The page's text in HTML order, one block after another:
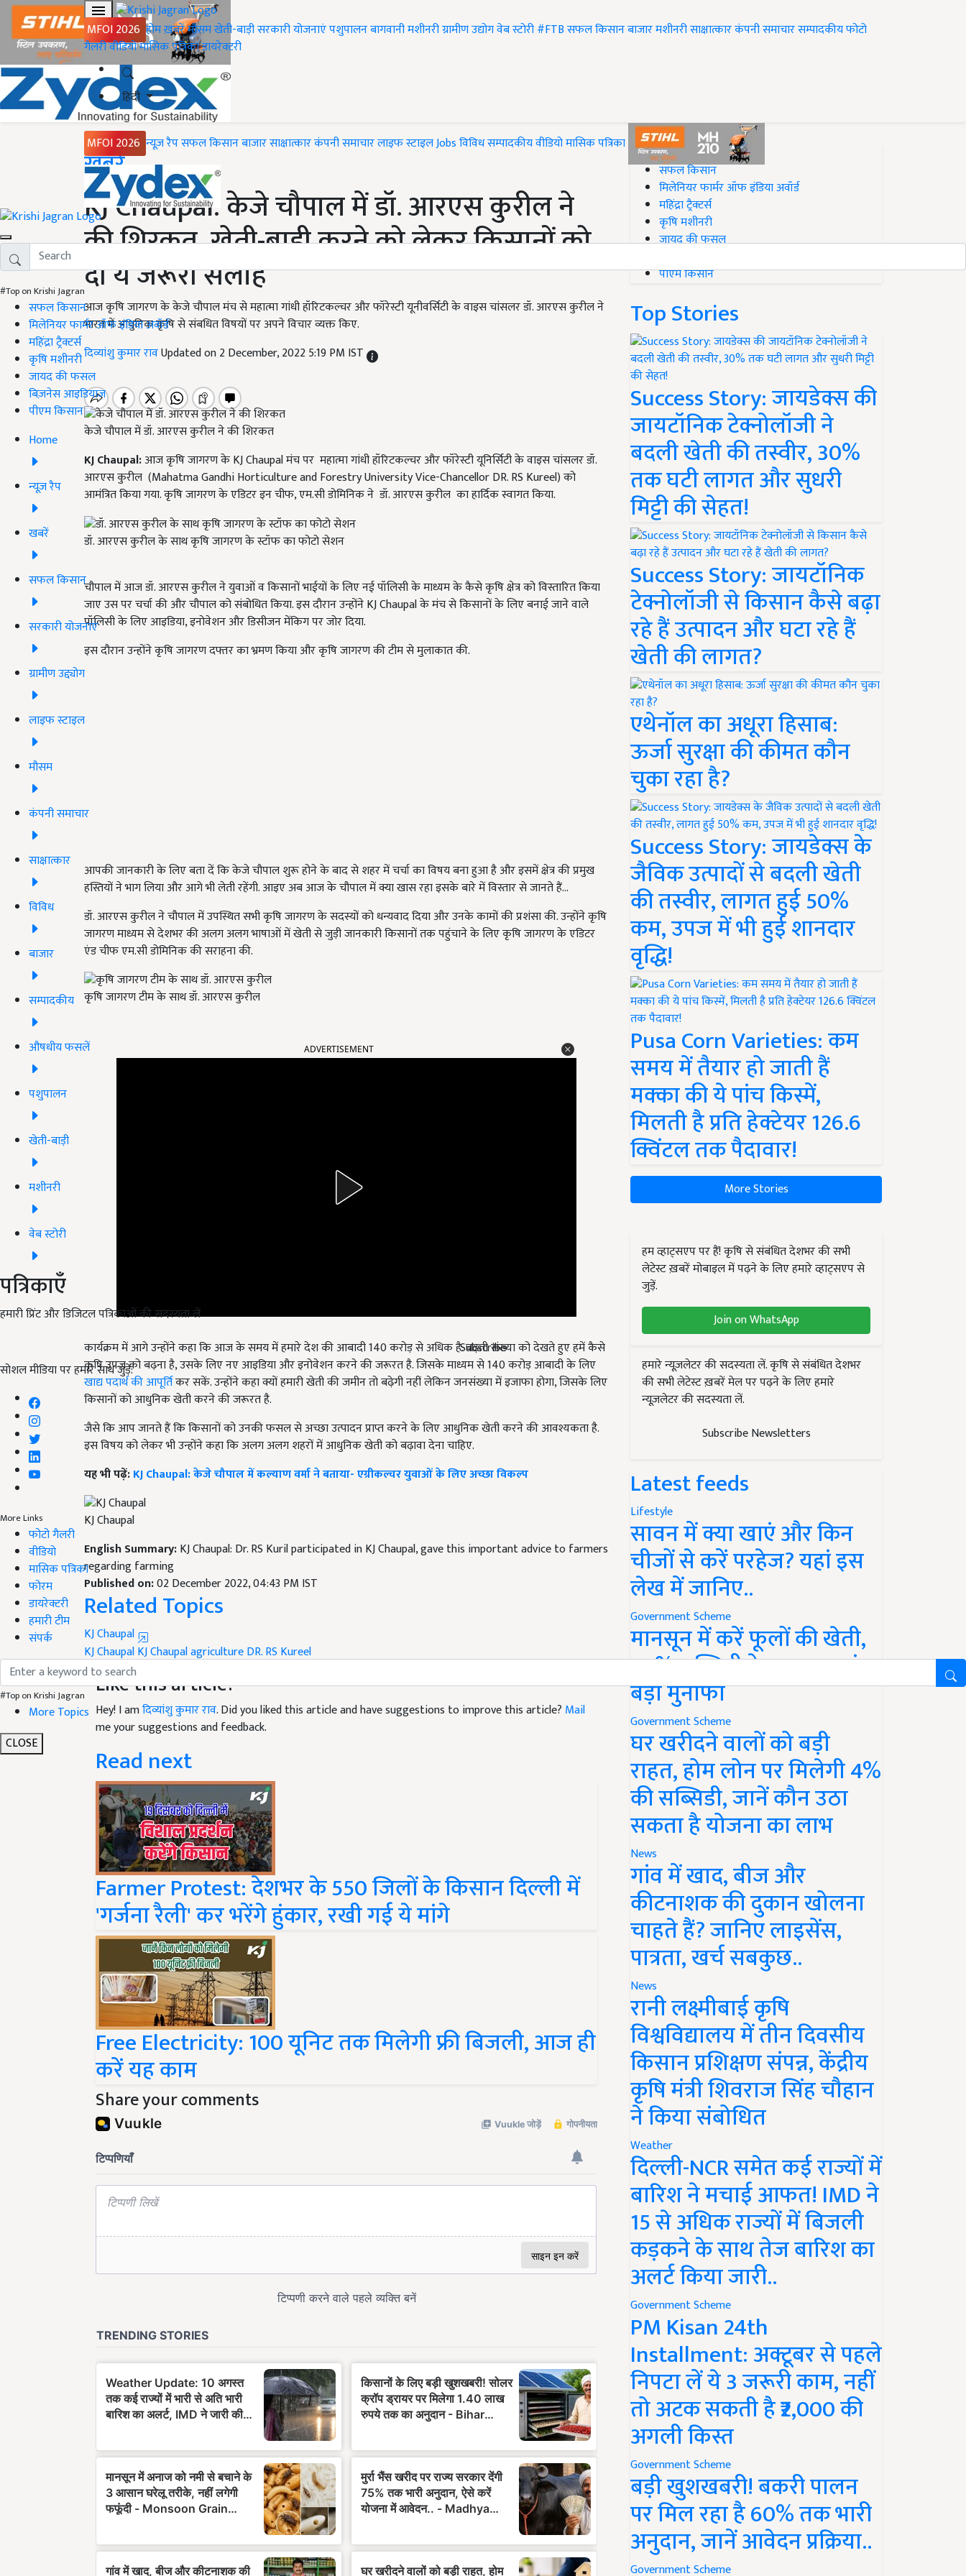
MFOI 2026 होमख़बरेंमौसमखेती-बाड़ीसरकारी योजनाएंपशुपालनबागवानीमशीनरीग्रामीण उद्योगवेब स्टोरी#FTBसफल किसानबाजारमशीनरीसाक्षात्कारकंपनी समाचारसम्पादकीयफोटो
गैलरीवीडियोमासिक पत्रिकाडायरेक्टरी
हिंदी
MFOI 2026 न्यूज़ रैपसफल किसानबाजारसाक्षात्कारकंपनी समाचारलाइफ स्टाइलJobsविविधसम्पादकीयवीडियोमासिक पत्रिका
#Top on Krishi Jagran
सफल किसान
मिलेनियर फार्मर ऑफ इंडिया अवॉर्ड
महिंद्रा ट्रैक्टर्स
कृषि मशीनरी
जायद की फसल
बिज़नेस आइडियाज
पीएम किसान
Home
न्यूज़ रैप
खबरें
सफल किसान
सरकारी योजनाएं
ग्रामीण उद्द्योग
लाइफ स्टाइल
मौसम
कंपनी समाचार
साक्षात्कार
विविध
बाजार
सम्पादकीय
औषधीय फसलें
पशुपालन
खेती-बाड़ी
मशीनरी
वेब स्टोरी
पत्रिकाएँ
हमारी प्रिंट और डिजिटल पत्रिकाओं की सदस्यता लें
Subscribe
सोशल मीडिया पर हमारे साथ जुड़ें:
More Links
फोटो गैलरी
वीडियो
मासिक पत्रिका
फोरम
डायरेक्टरी
हमारी टीम
संपर्क
#Top on Krishi Jagran
More Topics
CLOSE
Home
ख़बरें
KJ Chaupal: केजे चौपाल में डॉ. आरएस कुरील ने
की शिरकत, खेती-बाड़ी करने को लेकर किसानों को
दी ये जरूरी सलाह
आज कृषि जागरण के केजे चौपाल मंच से महात्मा गांधी हॉरिटकल्चर और फॉरेस्टी यूनीवर्सिटी के वाइस चांसलर डॉ. आरएस कुरील ने
भारत में आधुनिक कृषि से संबधित विषयों पर अपने विचार व्यक्त किए.
दिव्यांशु कुमार रावUpdated on 2 December, 2022 5:19 PM IST
केजे चौपाल में डॉ. आरएस कुरील ने की शिरकत
KJ Chaupal:आज कृषि जागरण के KJ Chaupal मंच पर महात्मा गांधी हॉरिटकल्चर और फॉरेस्टी यूनिर्सिटी के वाइस चांसलर डॉ.
आरएस कुरील (Mahatma Gandhi Horticulture and Forestry University Vice-Chancellor DR. RS Kureel) को
आमंत्रित किया गया. कृषि जागरण के एडिटर इन चीफ,एम.सी डोमिनिक ने डॉ. आरएस कुरील का हार्दिक स्वागत किया.
डॉ. आरएस कुरील के साथ कृषि जागरण के स्टॉफ का फोटो सेशन
चौपाल में आज डॉ. आरएस कुरील ने युवाओं व किसानों भाईयों के लिए नई पॉलिसी के माध्यम के कैसे कृषि क्षेत्र को विस्तारित किया
जाए उस पर चर्चा की और चौपाल को संबोधित किया. इस दौरान उन्होंने KJ Chaupalके मंच से किसानों के लिए बनाई जाने वाले
पॉलिसी के लिए आइडिया,इनोवेशन और डिसीजन मेंकिग पर जोर दिया.
इस दौरान उन्होंने कृषि जागरण दफ्तर का भ्रमण किया और कृषि जागरण की टीम से मुलाकात की.
आपकी जानकारी के लिए बता दें कि केजे चौपाल शुरू होने के बाद से शहर में चर्चा का विषय बना हुआ है और इसमें क्षेत्र की प्रमुख
हस्तियों ने भाग लिया और आगे भी लेती रहेंगी. आइए अब आज के चौपाल में क्या खास रहा इसके बारे में विस्तार से जानते हैं...
डॉ. आरएस कुरील ने चौपाल में उपस्थित सभी कृषि जागरण के सदस्यों को धन्यवाद दिया और उनके कामों की प्रशंसा की. उन्होंने कृषि
जागरण माध्यम से देशभर की अलग अलग भाषाओं में खेती से जुड़ी जानकारी किसानों तक पहुंचाने के लिए कृषि जागरण के एडिटर
एंड चीफ एम.सी डोमिनिक की सराहना की.
कृषि जागरण टीम के साथ डॉ. आरएस कुरील
ADVERTISEMENT
कार्यक्रम में आगे उन्होंने कहा कि आज के समय में हमारे देश की आबादी 140 करोड़ से अधिक है. बढ़ती संख्या को देखते हुए हमें कैसे
कृषि उपज को बढ़ना है,उसके लिए नए आइडिया और इनोवेशन करने की जरूरत है. जिसके माध्यम से 140 करोड़ आबादी के लिए
खाद्य पदार्थ की आपूर्तिकर सकें. उन्होंने कहा क्यों हमारी खेती की जमीन तो बढ़ेगी नहीं लेकिन जनसंख्या में इजाफा होगा,जिसके लिए
किसानों को आधुनिक खेती करने की जरूरत है.
जैसे कि आप जानते हैं कि किसानों को उनकी फसल से अच्छा उत्पादन प्राप्त करने के लिए आधुनिक खेती करने की आवश्यकता है.
इस विषय को लेकर भी उन्होंने कहा कि अलग अलग शहरों में आधुनिक खेती को बढ़ावा देना चाहिए.
यह भी पढ़ें:KJ Chaupal: केजे चौपाल में कल्याण वर्मा ने बताया- एग्रीकल्चर युवाओं के लिए अच्छा विकल्प
KJ Chaupal
English Summary:KJ Chaupal: Dr. RS Kuril participated in KJ Chaupal, gave this important advice to farmers
regarding farming
Published on:02 December 2022, 04:43 PM IST
Related Topics
KJ Chaupal
KJ ChaupalKJ Chaupal agricultureDR. RS Kureel
Like this article?
Hey! I amदिव्यांशु कुमार राव. Did you liked this article and have suggestions to improve this article? Mail
me your suggestions and feedback.
Read next
Farmer Protest: देशभर के 550 जिलों के किसान दिल्ली में
'गर्जना रैली' कर भरेंगे हुंकार, रखी गई ये मांगे
Free Electricity: 100 यूनिट तक मिलेगी फ्री बिजली, आज ही
करें यह काम
Share your comments
#Top on Krishi Jagran
सफल किसान
मिलेनियर फार्मर ऑफ इंडिया अवॉर्ड
महिंद्रा ट्रैक्टर्स
कृषि मशीनरी
जायद की फसल
पीएम किसान
Top Stories
Success Story: जायडेक्स की
जायटॉनिक टेक्नोलॉजी ने
बदली खेती की तस्वीर, 30%
तक घटी लागत और सुधरी
मिट्टी की सेहत!
Success Story: जायटॉनिक
टेक्नोलॉजी से किसान कैसे बढ़ा
रहे हैं उत्पादन और घटा रहे हैं
खेती की लागत?
एथेनॉल का अधूरा हिसाब:
ऊर्जा सुरक्षा की कीमत कौन
चुका रहा है?
Success Story: जायडेक्स के
जैविक उत्पादों से बदली खेती
की तस्वीर, लागत हुई 50%
कम, उपज में भी हुई शानदार
वृद्धि!
Pusa Corn Varieties: कम
समय में तैयार हो जाती हैं
मक्का की ये पांच किस्में,
मिलती है प्रति हेक्टेयर 126.6
क्विंटल तक पैदावार!
More Stories
हम व्हाट्सएप पर हैं! कृषि से संबंधित देशभर की सभी
लेटेस्ट ख़बरें मोबाइल में पढ़ने के लिए हमारे व्हाट्सएप से
जुड़ें.
Join on WhatsApp
हमारे न्यूज़लेटर की सदस्यता लें. कृषि से संबंधित देशभर
की सभी लेटेस्ट ख़बरें मेल पर पढ़ने के लिए हमारे
न्यूज़लेटर की सदस्यता लें.
Subscribe Newsletters
Latest feeds
Lifestyle
सावन में क्या खाएं और किन
चीजों से करें परहेज? यहां इस
लेख में जानिए..
Government Scheme
मानसून में करें फूलों की खेती,
50% सब्सिडी के साथ कमाएं
बड़ा मुनाफा
Government Scheme
घर खरीदने वालों को बड़ी
राहत, होम लोन पर मिलेगी 4%
की सब्सिडी, जानें कौन उठा
सकता है योजना का लाभ
News
गांव में खाद, बीज और
कीटनाशक की दुकान खोलना
चाहते हैं? जानिए लाइसेंस,
पात्रता, खर्च सबकुछ..
News
रानी लक्ष्मीबाई कृषि
विश्वविद्यालय में तीन दिवसीय
किसान प्रशिक्षण संपन्न, केंद्रीय
कृषि मंत्री शिवराज सिंह चौहान
ने किया संबोधित
Weather
दिल्ली-NCR समेत कई राज्यों में
बारिश ने मचाई आफत! IMD ने
15 से अधिक राज्यों में बिजली
कड़कने के साथ तेज बारिश का
अलर्ट किया जारी..
Government Scheme
PM Kisan 24th
Installment: अक्टूबर से पहले
निपटा लें ये 3 जरूरी काम, नहीं
तो अटक सकती है ₹2,000 की
अगली किस्त
Government Scheme
बड़ी खुशखबरी! बकरी पालन
पर मिल रहा है 60% तक भारी
अनुदान, जानें आवेदन प्रक्रिया..
Government Scheme